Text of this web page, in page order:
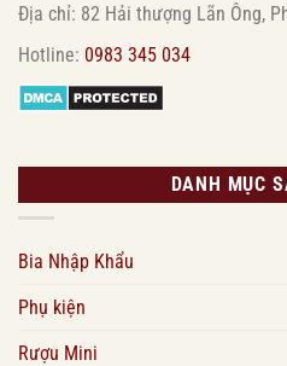
Địa chỉ: 82 Hải thượng Lãn Ông,
Hotline: 0983 345 034
DANH MỤC
Bia Nhập Khẩu
Phụ kiện
Rượu Mini